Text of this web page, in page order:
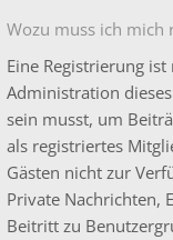
Wozu muss ich mich
Eine Registrierung
Administration
sein musst, um
als registriertes
Gästen nicht zur
Private Nachrichten,
Beitritt zu